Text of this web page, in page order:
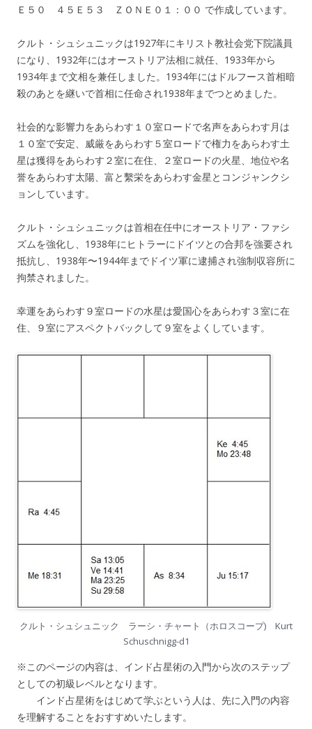
Ｅ５０ ４５Ｅ５３ ＺＯＮＥ０１：００ で作成しています。
クルト・シュシュニックは1927年にキリスト教社会党下院議員
になり、1932年にはオーストリア法相に就任、1933年から
1934年まで文相を兼任しました。1934年にはドルフース首相暗
殺のあとを継いで首相に任命され1938年までつとめました。
社会的な影響力をあらわす１０室ロードで名声をあらわす月は
１０室で安定、威厳をあらわす５室ロードで権力をあらわす土
星は獲得をあらわす２室に在住、２室ロードの火星、地位や名
誉をあらわす太陽、富と繫栄をあらわす金星とコンジャンクシ
ョンしています。
クルト・シュシュニックは首相在任中にオーストリア・ファシ
ズムを強化し、1938年にヒトラーにドイツとの合邦を強要され
抵抗し、1938年〜1944年までドイツ軍に逮捕され強制収容所に
拘禁されました。
幸運をあらわす９室ロードの水星は愛国心をあらわす３室に在
住、９室にアスペクトバックして９室をよくしています。
クルト・シュシュニック ラーシ・チャート（ホロスコープ) Kurt
Schuschnigg-d1
※このページの内容は、インド占星術の入門から次のステップ
としての初級レベルとなります。
インド占星術をはじめて学ぶという人は、先に入門の内容
を理解することをおすすめいたします。